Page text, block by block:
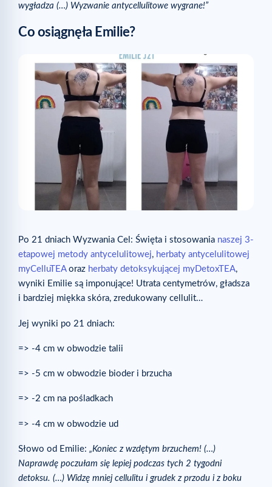
wygładza (…) Wyzwanie antycellulitowe wygrane!”
Co osiągnęła Emilie?
Po 21 dniach Wyzwania Cel: Święta i stosowania naszej 3-
etapowej metody antycelulitowej, herbaty antycelulitowej
myCelluTEAoraz herbaty detoksykującej myDetoxTEA,
wyniki Emilie są imponujące! Utrata centymetrów, gładsza
i bardziej miękka skóra, zredukowany cellulit…
Jej wyniki po 21 dniach:
=> -4 cm w obwodzie talii
=> -5 cm w obwodzie bioder i brzucha
=> -2 cm na pośladkach
=> -4 cm w obwodzie ud
Słowo od Emilie: „Koniec z wzdętym brzuchem! (…)
Naprawdę poczułam się lepiej podczas tych 2 tygodni
detoksu. (…) Widzę mniej cellulitu i grudek z przodu i z boku